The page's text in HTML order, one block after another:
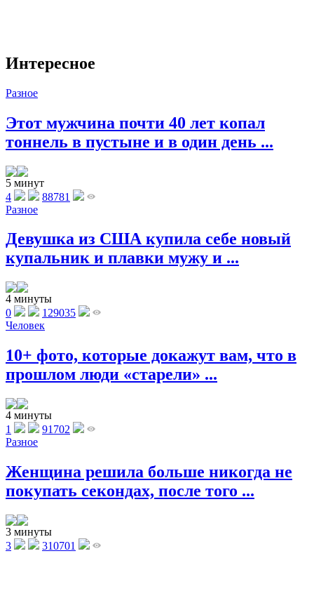
Интересное
Разное
Этот мужчина почти 40 лет копал
тоннель в пустыне и в один день ...
5 минут
4
88781
Разное
Девушка из США купила себе новый
купальник и плавки мужу и ...
4 минуты
0
129035
Человек
10+ фото, которые докажут вам, что в
прошлом люди «старели» ...
4 минуты
1
91702
Разное
Женщина решила больше никогда не
покупать секондах, после того ...
3 минуты
3
310701